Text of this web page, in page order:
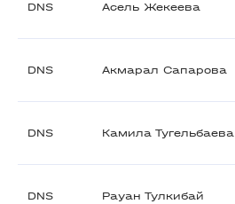
DNS Асель Жекеева
DNS Акмарал Сапарова
DNS Камила Тугельбаева
DNS Рауан Тулкибай